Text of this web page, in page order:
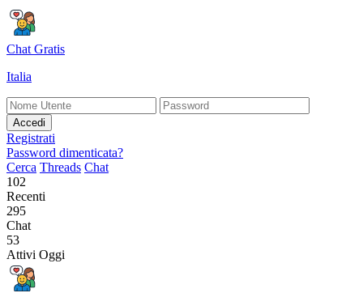
Chat Gratis
Italia
Accedi
Registrati
Password dimenticata?
Cerca Threads Chat
102
Recenti
295
Chat
53
Attivi Oggi